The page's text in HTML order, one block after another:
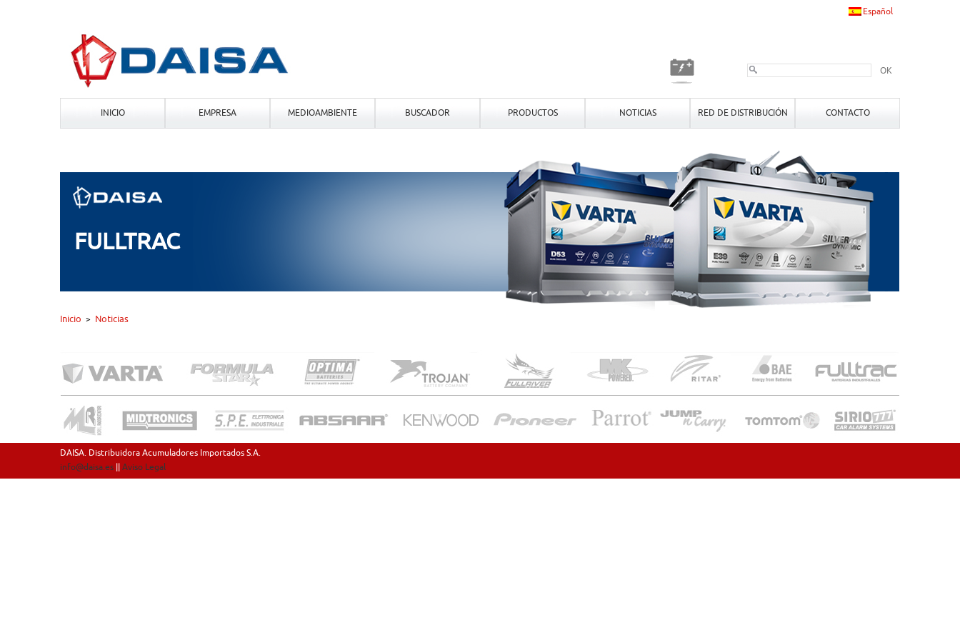
INICIO EMPRESA MEDIOAMBIENTE BUSCADOR PRODUCTOS NOTICIAS RED DE DISTRIBUCIÓN CONTACTO
Español
OK
FULLTRAC
Inicio > Noticias
DAISA. Distribuidora Acumuladores Importados S.A.
info@daisa.es
Aviso Legal